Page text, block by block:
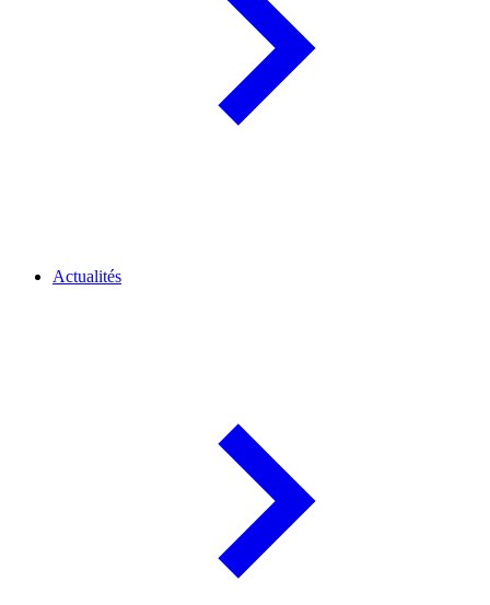
Actualités